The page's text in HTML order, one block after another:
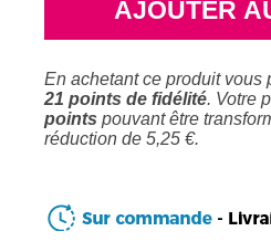
AJOUTER
En achetant ce produit vous
21 points de fidélité. Votre
points pouvant être
réduction de 5,25 €.